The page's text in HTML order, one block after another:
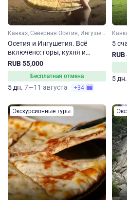
Кавказ, Северная Осетия, Ингушетия
Осетия и Ингушетия. Всё
включено: горы, кухня и
танцы
RUB 55,000
Бесплатная отмена
5 дн. 7—11 августа +34
5
5 дн.
Экскурсионные туры